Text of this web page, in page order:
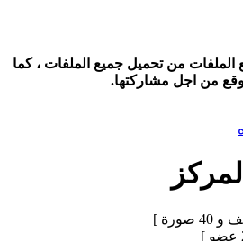
من تحميل جميع الملفات ، كما
من اجل مشاركتها.